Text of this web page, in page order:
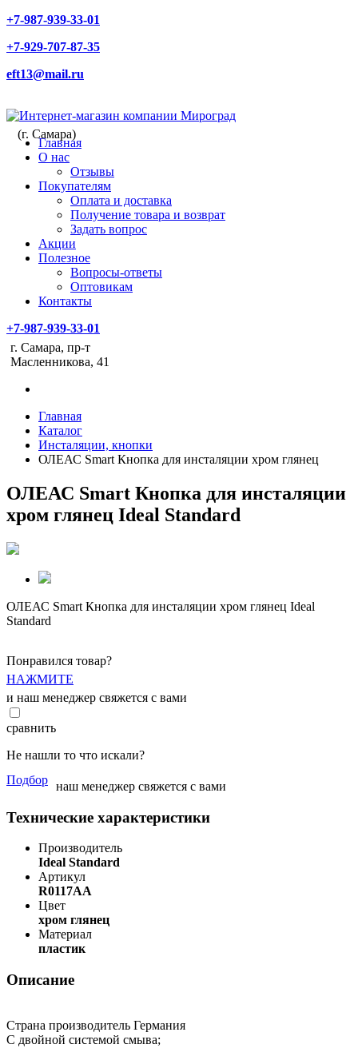
+7-987-939-33-01
+7-929-707-87-35
eft13@mail.ru
(г. Самара)
Главная
О нас
Отзывы
Покупателям
Оплата и доставка
Получение товара и возврат
Задать вопрос
Акции
Полезное
Вопросы-ответы
Оптовикам
Контакты
+7-987-939-33-01
г. Самара, пр-т
Масленникова, 41
Главная
Каталог
Инсталяции, кнопки
ОЛЕАС Smart Кнопка для инсталяции хром глянец
ОЛЕАС Smart Кнопка для инсталяции
хром глянец Ideal Standard
ОЛЕАС Smart Кнопка для инсталяции хром глянец Ideal
Standard
Понравился товар?
НАЖМИТЕ
и наш менеджер свяжется с вами
сравнить
Не нашли то что искали?
Подбор наш менеджер свяжется с вами
Технические характеристики
Производитель
Ideal Standard
Артикул
R0117AA
Цвет
хром глянец
Материал
пластик
Описание
Страна производитель Германия
С двойной системой смыва;